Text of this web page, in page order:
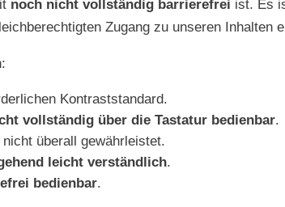
noch nicht vollständig barrierefrei ist. Es
Zugang zu unseren Inhalten
Kontraststandard.
vollständig über die Tastatur bedienbar.
überall gewährleistet.
leicht verständlich.
bedienbar.